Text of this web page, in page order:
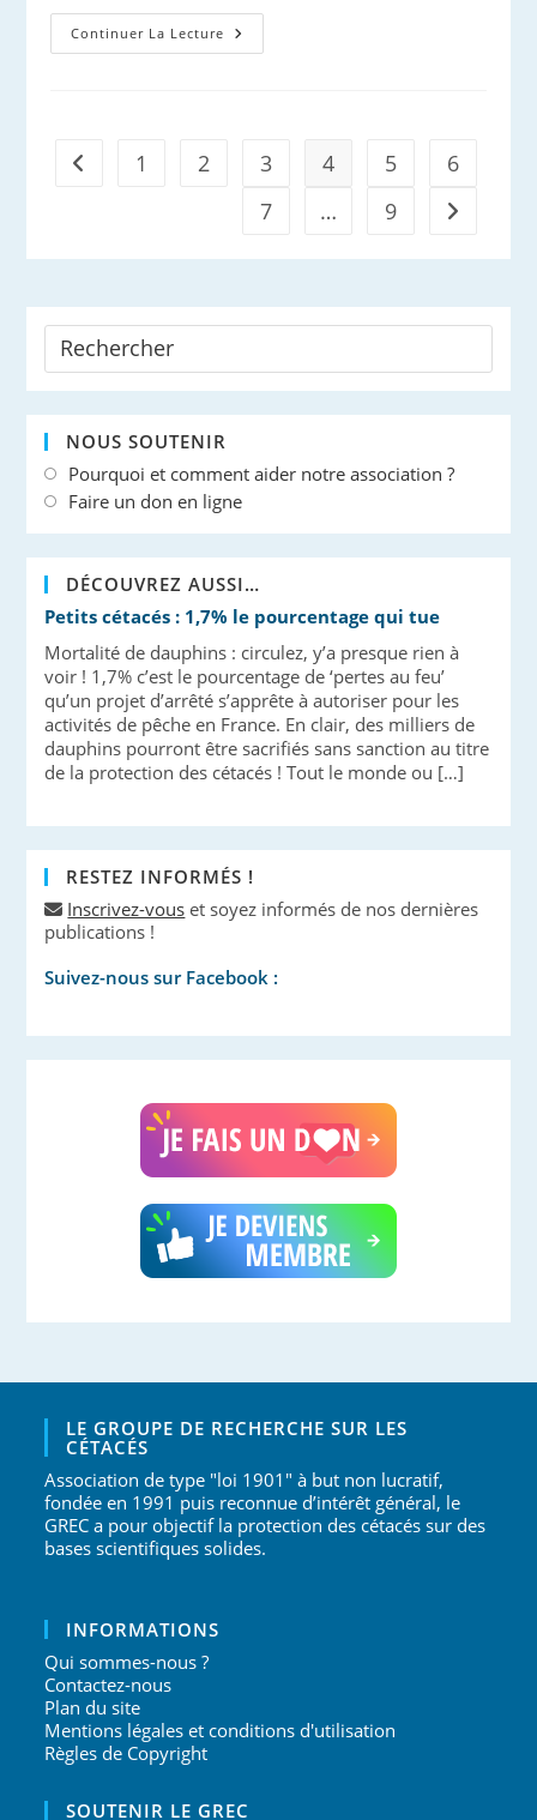
Continuer La Lecture Baleineau
Gris
Bien
Mais
Espère
Qu’on
De
Go to the previous page
1 2 3 4 5
6
7
… 9 Aller à la
NOUS SOUTENIR
Pourquoi et comment aider notre association ?
Faire un don en ligne
DÉCOUVREZ AUSSI…
Petits cétacés : 1,7% le pourcentage qui tue
Mortalité de dauphins : circulez, y’a presque rien à
voir ! 1,7% c’est le pourcentage de ‘pertes au feu’
qu’un projet d’arrêté s’apprête à autoriser pour les
activités de pêche en France. En clair, des milliers de
dauphins pourront être sacrifiés sans sanction au titre
de la protection des cétacés ! Tout le monde ou […]
RESTEZ INFORMÉS !
Inscrivez-vous et soyez informés de nos dernières
publications !
Suivez-nous sur Facebook :
LE GROUPE DE RECHERCHE SUR LES
CÉTACÉS
Association de type "loi 1901" à but non lucratif,
fondée en 1991 puis reconnue d’intérêt général, le
GREC a pour objectif la protection des cétacés sur des
bases scientifiques solides.
INFORMATIONS
Qui sommes-nous ?
Contactez-nous
Plan du site
Mentions légales et conditions d'utilisation
Règles de Copyright
SOUTENIR LE GREC